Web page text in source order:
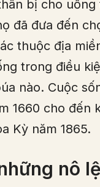
bị cho
đã đưa đến
thuộc địa
trong điều
nào. Cuộc
1660 cho đến
Kỳ năm 1865.
nô